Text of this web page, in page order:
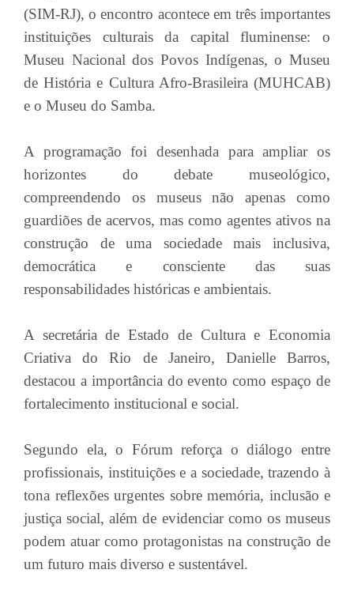
(SIM-RJ), o encontro acontece em três importantes
instituições culturais da capital fluminense: o
Museu Nacional dos Povos Indígenas, o Museu
de História e Cultura Afro-Brasileira (MUHCAB)
e o Museu do Samba.
A programação foi desenhada para ampliar os
horizontes do debate museológico,
compreendendo os museus não apenas como
guardiões de acervos, mas como agentes ativos na
construção de uma sociedade mais inclusiva,
democrática e consciente das suas
responsabilidades históricas e ambientais.
A secretária de Estado de Cultura e Economia
Criativa do Rio de Janeiro, Danielle Barros,
destacou a importância do evento como espaço de
fortalecimento institucional e social.
Segundo ela, o Fórum reforça o diálogo entre
profissionais, instituições e a sociedade, trazendo à
tona reflexões urgentes sobre memória, inclusão e
justiça social, além de evidenciar como os museus
podem atuar como protagonistas na construção de
um futuro mais diverso e sustentável.